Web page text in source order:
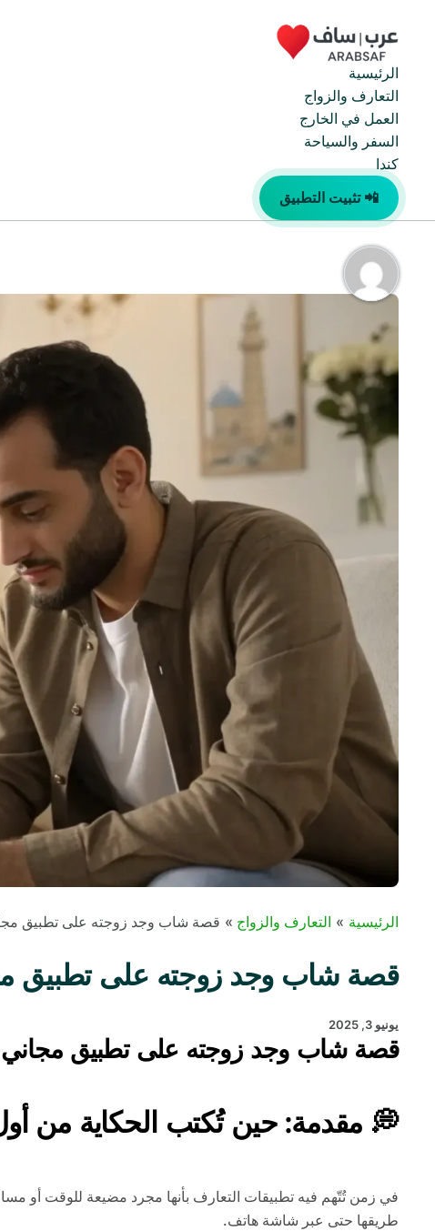
الرئيسية
التعارف والزواج
العمل في الخارج
السفر والسياحة
كندا
📲 تثبيت التطبيق
الرئيسية التعارف والزواج قصة شاب وجد زوجته على تطبيق مجاني
قصة شاب وجد زوجته على تطبيق
يونيو 3, 2025
قصة شاب وجد زوجته على تطبيق مجاني –
💭 مقدمة: حين تُكتب الحكاية من
في زمن تُتّهم فيه تطبيقات التعارف بأنها مجرد مضيعة للوقت أو
طريقها حتى عبر شاشة هاتف.